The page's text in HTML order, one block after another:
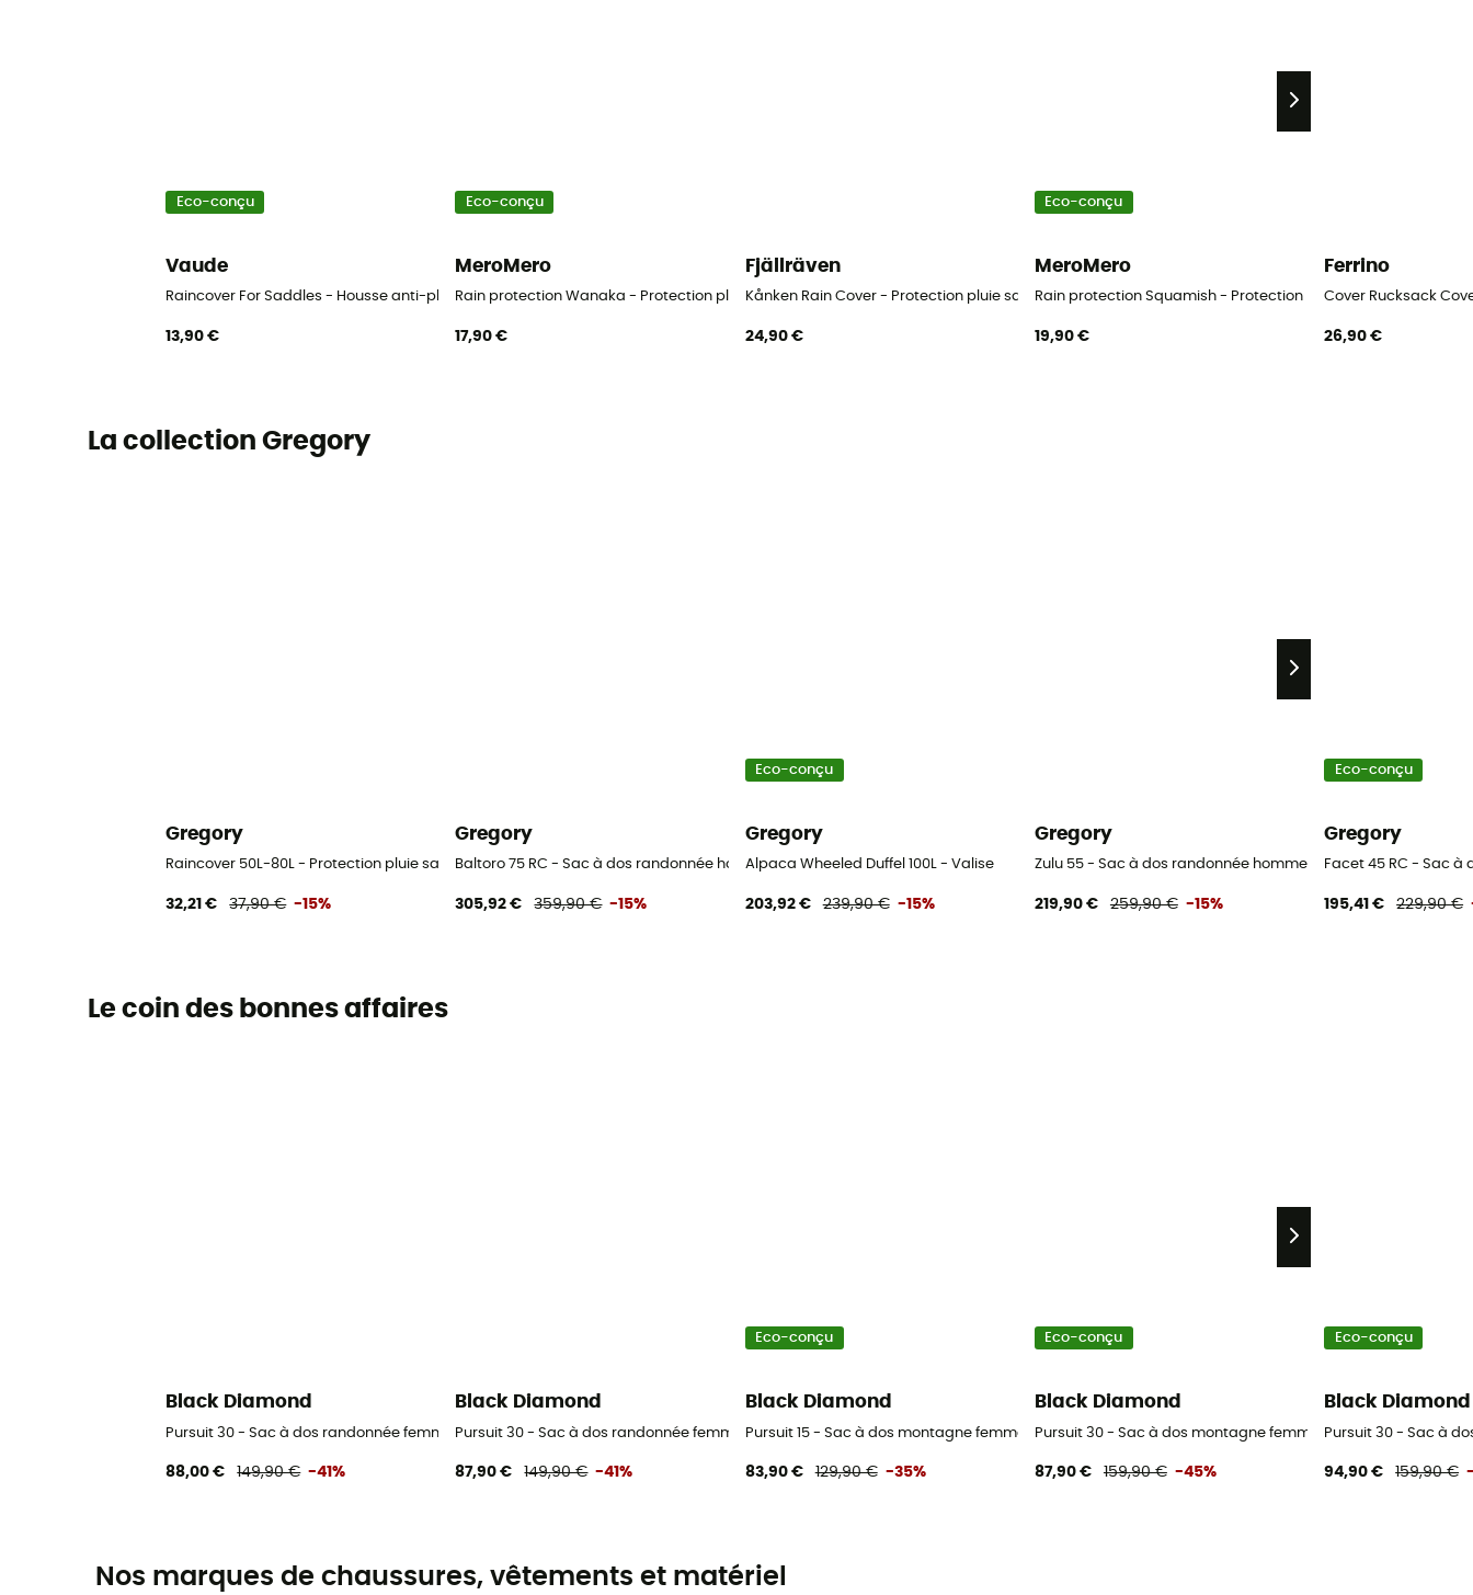
Eco-conçu
Vaude
Raincover For Saddles - Housse anti-pluie
13,90 €
Eco-conçu
MeroMero
Rain protection Wanaka - Protection pluie sac à dos
17,90 €
Fjällräven
Kånken Rain Cover - Protection pluie sac à dos
24,90 €
Eco-conçu
MeroMero
Rain protection Squamish - Protection pluie sac à dos
19,90 €
Ferrino
Cover Rucksack
26,90 €
La collection Gregory
Gregory
Raincover 50L-80L - Protection pluie sac à dos
32,21 € 37,90 € -15%
Gregory
Baltoro 75 RC - Sac à dos randonnée homme
305,92 € 359,90 € -15%
Eco-conçu
Gregory
Alpaca Wheeled Duffel 100L - Valise
203,92 € 239,90 € -15%
Gregory
Zulu 55 - Sac à dos randonnée homme
219,90 € 259,90 € -15%
Eco-conçu
Gregory
Facet 45 RC - Sac à
195,41 € 229,90 €
Le coin des bonnes affaires
Black Diamond
Pursuit 30 - Sac à dos randonnée femme
88,00 € 149,90 € -41%
Black Diamond
Pursuit 30 - Sac à dos randonnée femme
87,90 € 149,90 € -41%
Eco-conçu
Black Diamond
Pursuit 15 - Sac à dos montagne femme
83,90 € 129,90 € -35%
Eco-conçu
Black Diamond
Pursuit 30 - Sac à dos montagne femme
87,90 € 159,90 € -45%
Eco-conçu
Black Diamond
Pursuit 30 - Sac à
94,90 € 159,90 €
Nos marques de chaussures, vêtements et matériel